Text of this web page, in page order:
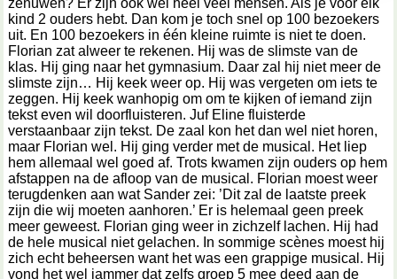
zenuwen? Er zijn ook wel heel veel mensen. Als je voor elk
kind 2 ouders hebt. Dan kom je toch snel op 100 bezoekers
uit. En 100 bezoekers in één kleine ruimte is niet te doen.
Florian zat alweer te rekenen. Hij was de slimste van de
klas. Hij ging naar het gymnasium. Daar zal hij niet meer de
slimste zijn… Hij keek weer op. Hij was vergeten om iets te
zeggen. Hij keek wanhopig om om te kijken of iemand zijn
tekst even wil doorfluisteren. Juf Eline fluisterde
verstaanbaar zijn tekst. De zaal kon het dan wel niet horen,
maar Florian wel. Hij ging verder met de musical. Het liep
hem allemaal wel goed af. Trots kwamen zijn ouders op hem
afstappen na de afloop van de musical. Florian moest weer
terugdenken aan wat Sander zei: ’Dit zal de laatste preek
zijn die wij moeten aanhoren.’ Er is helemaal geen preek
meer geweest. Florian ging weer in zichzelf lachen. Hij had
de hele musical niet gelachen. In sommige scènes moest hij
zich echt beheersen want het was een grappige musical. Hij
vond het wel jammer dat zelfs groep 5 mee deed aan de